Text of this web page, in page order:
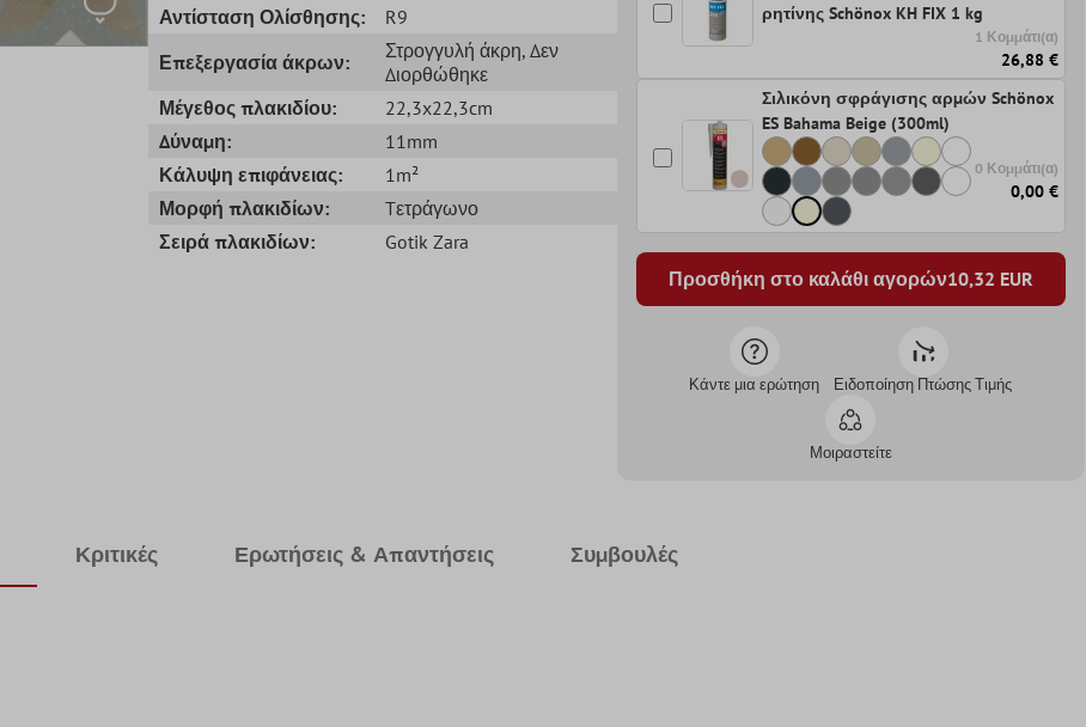
Αντίσταση Ολίσθησης:
R9
Επεξεργασία άκρων:
Στρογγυλή άκρη, Δεν
Διορθώθηκε
Μέγεθος πλακιδίου:
22,3x22,3cm
Δύναμη:
11mm
Κάλυψη επιφάνειας:
1m²
Μορφή πλακιδίων:
Tετράγωνο
Σειρά πλακιδίων:
Gotik Zara
ρητίνης Schönox KH FIX 1 kg
1 Κομμάτι(α)
26,88 €
Σιλικόνη σφράγισης αρμών Schönox
ES Bahama Beige (300ml)
0 Κομμάτι(α)
0,00 €
Προσθήκη στο καλάθι αγορών10,32 EUR
Κάντε μια ερώτηση Ειδοποίηση Πτώσης Τιμής
Μοιραστείτε
Κριτικές Ερωτήσεις & Απαντήσεις Συμβουλές